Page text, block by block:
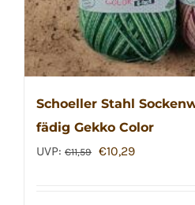
Schoeller Stahl
fädig Gekko Color
UVP: €11,59 Ursprünglicher
€10,29Aktueller